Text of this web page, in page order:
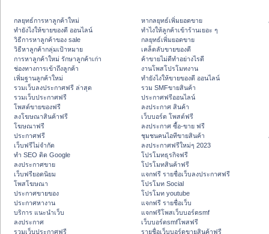
กลยุทธ์การหาลูกค้าใหม่
ทํายังไงให้ขายของดี ออนไลน์
วิธีการหาลูกค้าของ sale
วิธีหาลูกค้ากลุ่มเป้าหมาย
การหาลูกค้าใหม่ รักษาลูกค้าเก่า
ช่องทางการเข้าถึงลูกค้า
เพิ่มฐานลูกค้าใหม่
รวมเว็บลงประกาศฟรี ล่าสุด
รวมเว็บประกาศฟรี
โพสต์ขายของฟรี
ลงโฆษณาสินค้าฟรี
โฆษณาฟรี
ประกาศฟรี
เว็บฟรีไม่จำกัด
ทำ SEO ติด Google
ลงประกาศขาย
เว็บฟรียอดนิยม
โพสโฆษณา
ประกาศขายของ
ประกาศหางาน
บริการ แนะนำเว็บ
ลงประกาศ
รวมเว็บประกาศฟรี
หากลยุทธ์เพิ่มยอดขาย
ทําไงให้ลูกค้าเข้าร้านเยอะ ๆ
กลยุทธ์เพิ่มยอดขาย
เคล็ดลับขายของดี
ค้าขายไม่ดีทำอย่างไรดี
งานโพสโปรโมทงาน
ทํายังไงให้ขายของดี ออนไลน์
รวม SMFขายสินค้า
ประกาศฟรีออนไลน์
ลงประกาศ สินค้า
เว็บบอร์ด โพสต์ฟรี
ลงประกาศ ซื้อ-ขาย ฟรี
ชุมชนคนไอทีขายสินค้า
ลงประกาศฟรีใหม่ๆ 2023
โปรโมทธุรกิจฟรี
โปรโมทสินค้าฟรี
แจกฟรี รายชื่อเว็บลงประกาศฟรี
โปรโมท Social
โปรโมท youtube
แจกฟรี รายชื่อเว็บ
แจกฟรีโพสเว็บบอร์ดsmf
เว็บบอร์ดsmfโพสฟรี
รายชื่อเว็บบอร์ดขายสินค้าฟรี